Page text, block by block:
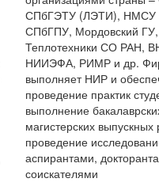
СПбГЭТУ (ЛЭТИ), НМСУ
СПбГПУ, Мордовский ГУ,
Теплотехники СО РАН,
НИИЭФА, РИМР и др.
выполняет НИР и
проведение практик
выполнение
магистерских выпускных
проведение
аспирантами,
соискателями